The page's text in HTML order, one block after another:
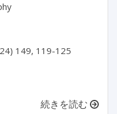
149, 119-125
続きを読む